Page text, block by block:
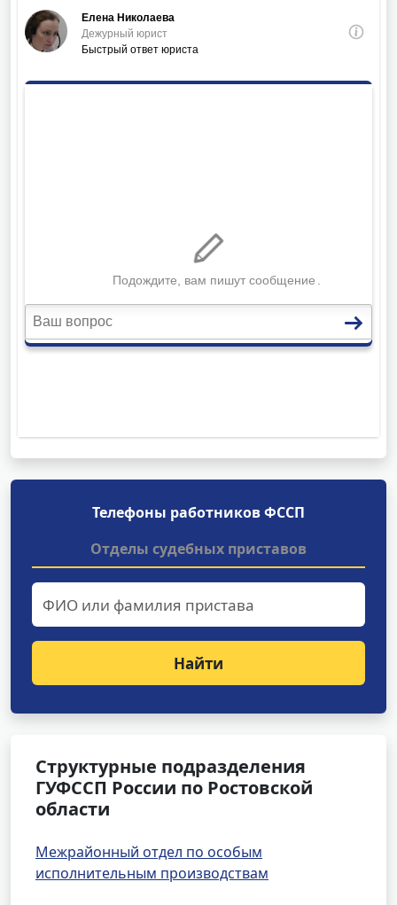
Телефоны работников ФССП
Отделы судебных приставов
Найти
Структурные подразделения
ГУФССП России по Ростовской
области
Межрайонный отдел по особым
исполнительным производствам